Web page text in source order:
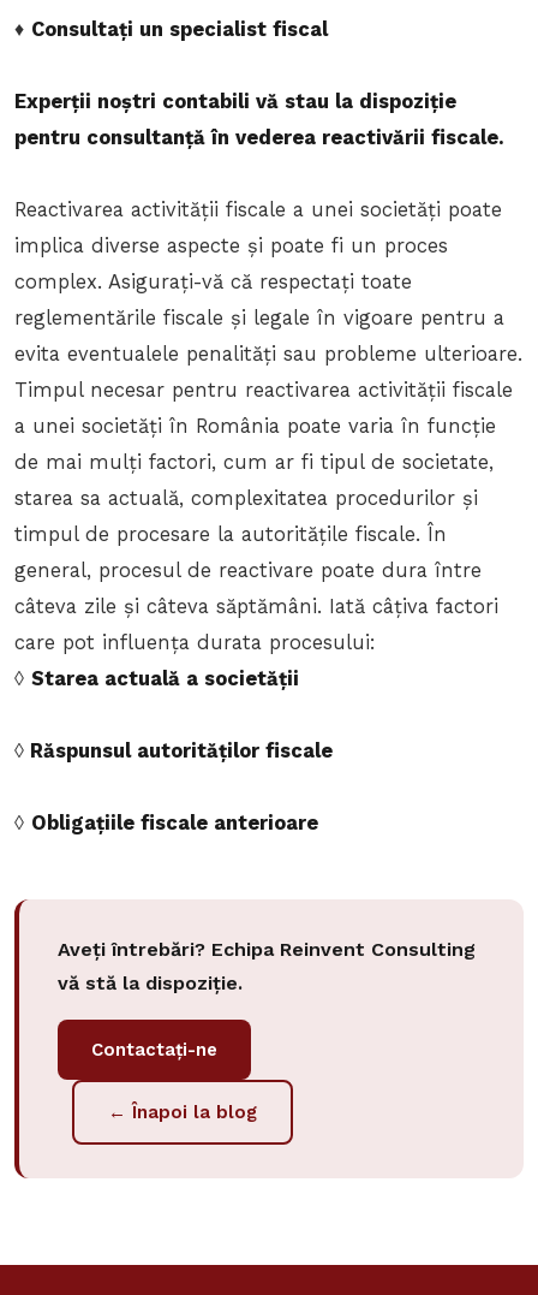
♦ Consultați un specialist fiscal
Experții noștri contabili vă stau la dispoziție
pentru consultanță în vederea reactivării fiscale.
Reactivarea activității fiscale a unei societăți poate
implica diverse aspecte și poate fi un proces
complex. Asigurați-vă că respectați toate
reglementările fiscale și legale în vigoare pentru a
evita eventualele penalități sau probleme ulterioare.
Timpul necesar pentru reactivarea activității fiscale
a unei societăți în România poate varia în funcție
de mai mulți factori, cum ar fi tipul de societate,
starea sa actuală, complexitatea procedurilor și
timpul de procesare la autoritățile fiscale. În
general, procesul de reactivare poate dura între
câteva zile și câteva săptămâni. Iată câțiva factori
care pot influența durata procesului:
◊ Starea actuală a societății
◊ Răspunsul autorităților fiscale
◊ Obligațiile fiscale anterioare
Aveți întrebări? Echipa Reinvent Consulting
vă stă la dispoziție.
Contactați-ne
← Înapoi la blog